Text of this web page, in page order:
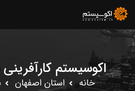
اکوسیستم
خانه استان اصفهان